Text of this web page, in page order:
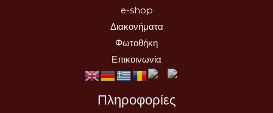
e-shop
Διακονήματα
Φωτοθήκη
Επικοινωνία
Πληροφορίες